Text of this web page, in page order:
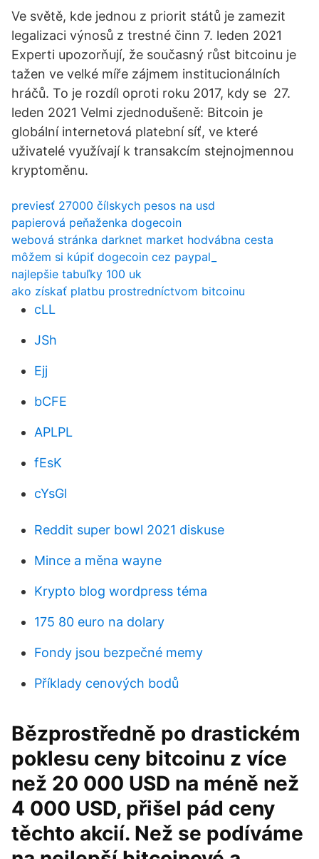
Ve světě, kde jednou z priorit států je zamezit
legalizaci výnosů z trestné činn 7. leden 2021
Experti upozorňují, že současný růst bitcoinu je
tažen ve velké míře zájmem institucionálních
hráčů. To je rozdíl oproti roku 2017, kdy se 27.
leden 2021 Velmi zjednodušeně: Bitcoin je
globální internetová platební síť, ve které
uživatelé využívají k transakcím stejnojmennou
kryptoměnu.
previesť 27000 čílskych pesos na usd
papierová peňaženka dogecoin
webová stránka darknet market hodvábna cesta
môžem si kúpiť dogecoin cez paypal_
najlepšie tabuľky 100 uk
ako získať platbu prostredníctvom bitcoinu
cLL
JSh
Ejj
bCFE
APLPL
fEsK
cYsGl
Reddit super bowl 2021 diskuse
Mince a měna wayne
Krypto blog wordpress téma
175 80 euro na dolary
Fondy jsou bezpečné memy
Příklady cenových bodů
Bězprostředně po drastickém
poklesu ceny bitcoinu z více
než 20 000 USD na méně než
4 000 USD, přišel pád ceny
těchto akcií. Než se podíváme